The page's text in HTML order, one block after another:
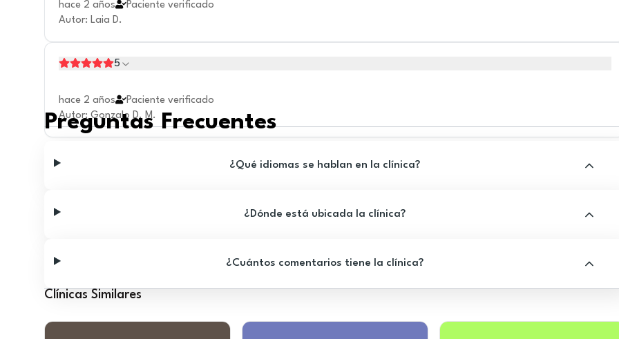
hace 2 años
Paciente verificado
Autor: Laia D.
5
hace 2 años
Paciente verificado
Autor:Gonzalo D. M.
Preguntas Frecuentes
¿Qué idiomas se hablan en la clínica?
¿Dónde está ubicada la clínica?
¿Cuántos comentarios tiene la clínica?
Clínicas Similares